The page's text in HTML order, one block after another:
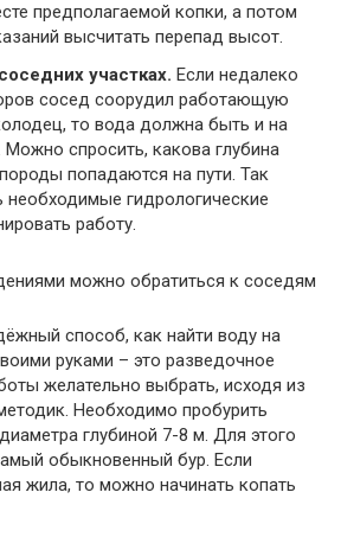
предполагаемой копки, а потом
высчитать перепад высот.
участках. Если недалеко
сосед соорудил работающую
то вода должна быть и на
Можно спросить, какова глубина
попадаются на пути. Так
гидрологические
работу.
можно обратиться к соседям
способ, как найти воду на
руками – это разведочное
желательно выбрать, исходя из
Необходимо пробурить
глубиной 7-8 м. Для этого
обыкновенный бур. Если
жила, то можно начинать копать